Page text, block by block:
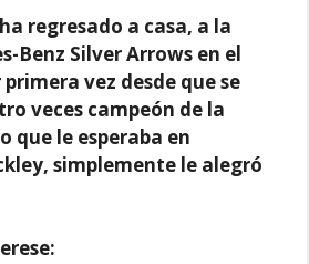
regresado a casa, a la
Benz Silver Arrows en el
vez desde que se
veces campeón de la
que le esperaba en
simplemente le alegró